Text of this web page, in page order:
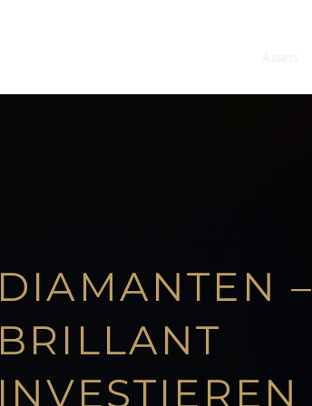
Assets
DIAMANTEN –
BRILLANT
INVESTIEREN